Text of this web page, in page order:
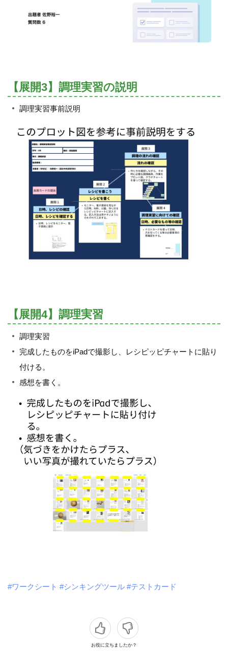
【展開3】調理実習の説明
調理実習事前説明
【展開4】調理実習
調理実習
完成したものをiPadで撮影し、レシピッピチャートに貼り
付ける。
感想を書く。
#ワークシート #シンキングツール #テストカード
お役に立ちましたか？